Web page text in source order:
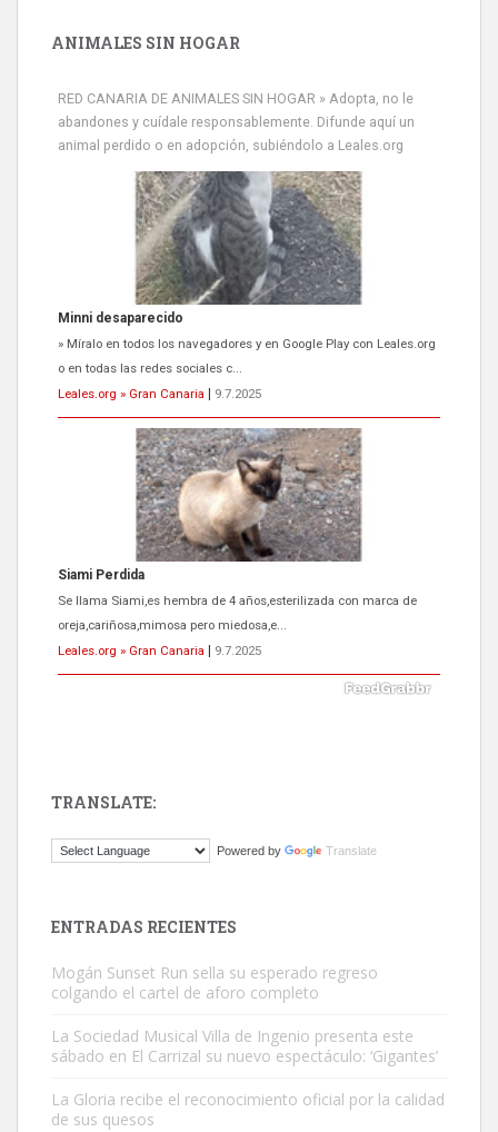
ANIMALES SIN HOGAR
RED CANARIA DE ANIMALES SIN HOGAR » Adopta, no le
abandones y cuídale responsablemente. Difunde aquí un
animal perdido o en adopción, subiéndolo a Leales.org
Minni desaparecido
» Míralo en todos los navegadores y en Google Play con Leales.org
o en todas las redes sociales c...
Leales.org » Gran Canaria
9.7.2025
Siami Perdida
Se llama Siami,es hembra de 4 años,esterilizada con marca de
oreja,cariñosa,mimosa pero miedosa,e...
Leales.org » Gran Canaria
9.7.2025
El ayuntamiento se va a llevar a Los Gatos callejeros de la zona los
Este gato macho ha aparecido en la calle hace menos de un mes,
TRANSLATE:
Powered by Translate
ENTRADAS RECIENTES
Mogán Sunset Run sella su esperado regreso
colgando el cartel de aforo completo
La Sociedad Musical Villa de Ingenio presenta este
sábado en El Carrizal su nuevo espectáculo: ‘Gigantes’
La Gloria recibe el reconocimiento oficial por la calidad
de sus quesos